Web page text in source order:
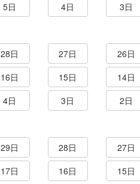
5日 4日 3日
28日 27日 26日
16日 15日 14日
4日 3日 2日
29日 28日 27日
17日 16日 15日